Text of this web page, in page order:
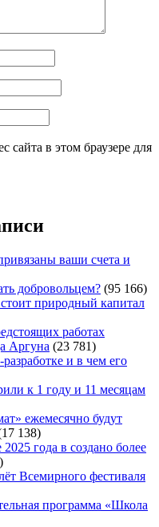
сайта в этом браузере для
ваши счета и
добровольцем? (95 166)
природный капитал
работах
Аргуна (23 781)
и в чем его
к 1 году и 11 месяцам
ежемесячно будут
138)
года в создано более
Всемирного фестиваля
программа «Школа